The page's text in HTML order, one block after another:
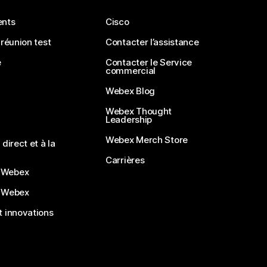
test
direct et à la
innovations
Cisco
Contacter l’assistance
Contacter le Service
commercial
Webex Blog
Webex Thought
Leadership
Webex Merch Store
Carrières